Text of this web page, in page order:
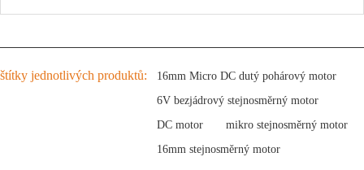
štítky jednotlivých produktů:
16mm Micro DC dutý pohárový motor
6V bezjádrový stejnosměrný motor
DC motor
mikro stejnosměrný motor
16mm stejnosměrný motor